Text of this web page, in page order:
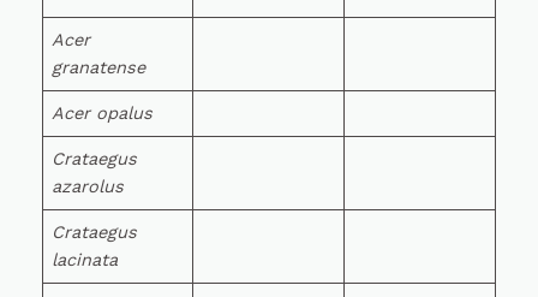
Acer
granatense
Acer opalus
Crataegus
azarolus
Crataegus
lacinata